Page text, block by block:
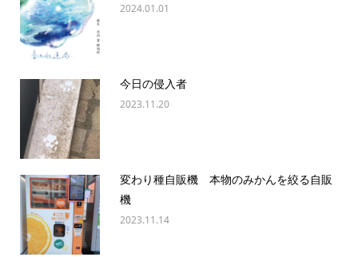
2024.01.01
今日の侵入者
2023.11.20
変わり種自販機 本物のみかんを絞る自販
機
2023.11.14